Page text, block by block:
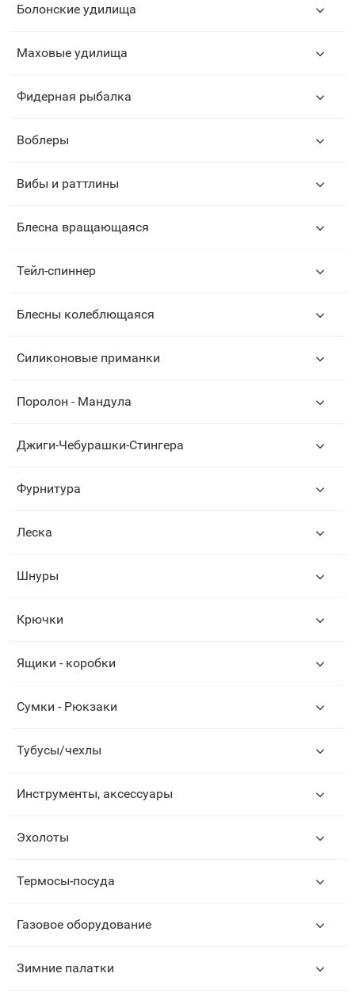
Болонские удилища
Маховые удилища
Фидерная рыбалка
Воблеры
Вибы и раттлины
Блесна вращающаяся
Тейл-спиннер
Блесны колеблющаяся
Силиконовые приманки
Поролон - Мандула
Джиги-Чебурашки-Стингера
Фурнитура
Леска
Шнуры
Крючки
Ящики - коробки
Сумки - Рюкзаки
Тубусы/чехлы
Инструменты, аксессуары
Эхолоты
Термосы-посуда
Газовое оборудование
Зимние палатки